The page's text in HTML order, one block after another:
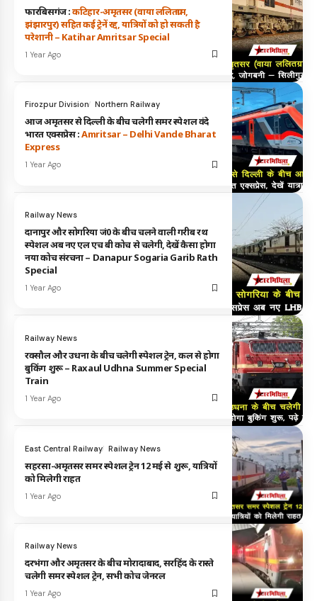
फारबिसगंज :कटिहार-अमृतसर (वाया ललितग्राम,
झंझारपुर) सहित कई ट्रेनें रद्द, यात्रियों को हो सकती है
परेशानी – Katihar Amritsar Special
1 Year Ago
Firozpur Division Northern Railway
आज अमृतसर से दिल्ली के बीच चलेगी समर स्पेशल वंदे
भारत एक्सप्रेस :Amritsar – Delhi Vande Bharat
Express
1 Year Ago
Railway News
दानापुर और सोगरिया जं0 के बीच चलने वाली गरीब रथ
स्पेशल अब नए एल एच बी कोच से चलेगी, देखें कैसा होगा
नया कोच संरचना – Danapur Sogaria Garib Rath
Special
1 Year Ago
Railway News
रक्सौल और उधना के बीच चलेगी स्पेशल ट्रेन, कल से होगा
बुकिंग शुरू – Raxaul Udhna Summer Special
Train
1 Year Ago
East Central Railway Railway News
सहरसा-अमृतसर समर स्पेशल ट्रेन 12 मई से शुरू, यात्रियों
को मिलेगी राहत
1 Year Ago
Railway News
दरभंगा और अमृतसर के बीच मोरादाबाद, सरहिंद के रास्ते
चलेगी समर स्पेशल ट्रेन, सभी कोच जेनरल
1 Year Ago